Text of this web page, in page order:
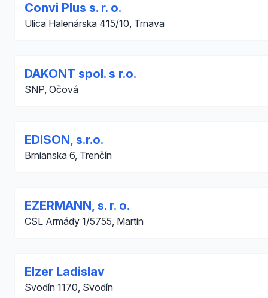
Convi Plus s. r. o.
Ulica Halenárska 415/10, Trnava
DAKONT spol. s r.o.
SNP, Očová
EDISON, s.r.o.
Brnianska 6, Trenčín
EZERMANN, s. r. o.
CSL Armády 1/5755, Martin
Elzer Ladislav
Svodín 1170, Svodín